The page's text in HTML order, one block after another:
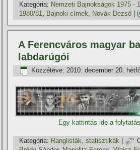
Kategória: Nemzeti Bajnokságok 1975 -
1980/81, Bajnoki cí­mek, Novák Dezső
A Ferencváros magyar
labdarúgói
Közzétéve: 2010. december 20.
Egy kattintás ide a
Kategória: Ranglisták, statisztikák |